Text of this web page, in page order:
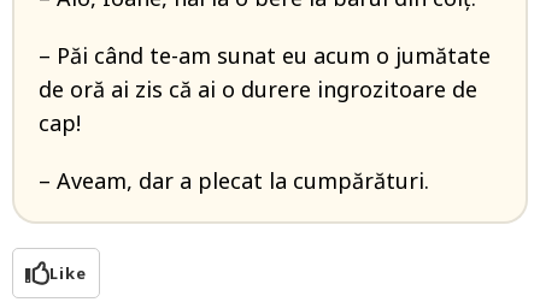
– Păi când te-am sunat eu acum o jumătate
de oră ai zis că ai o durere ingrozitoare de
cap!
– Aveam, dar a plecat la cumpărături.
Like